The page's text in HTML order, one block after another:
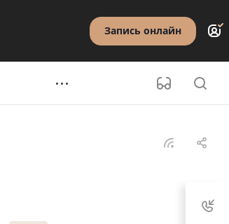
Запись онлайн